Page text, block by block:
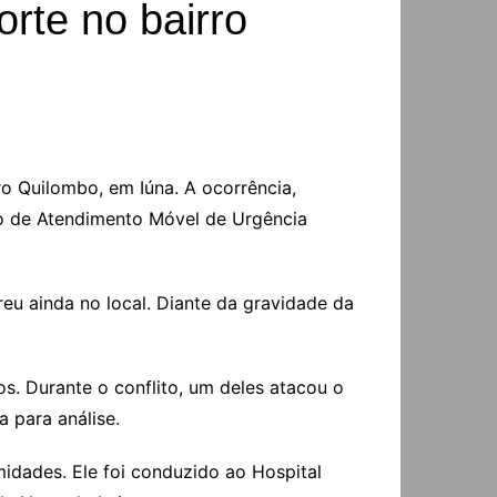
no bairro
Quilombo, em Iúna. A ocorrência,
Atendimento Móvel de Urgência
ainda no local. Diante da gravidade da
Durante o conflito, um deles atacou o
para análise.
Ele foi conduzido ao Hospital